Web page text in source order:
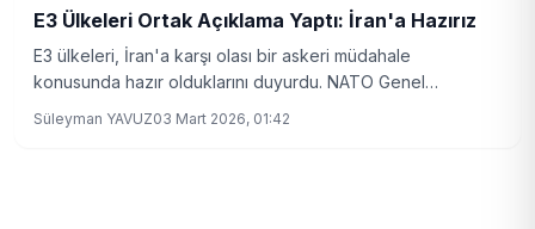
E3 Ülkeleri Ortak Açıklama Yaptı: İran'a Hazırız
E3 ülkeleri, İran'a karşı olası bir askeri müdahale
konusunda hazır olduklarını duyurdu. NATO Genel
belirtti.
Süleyman YAVUZ03 Mart 2026, 01:42